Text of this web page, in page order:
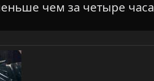
чем за четыре часа